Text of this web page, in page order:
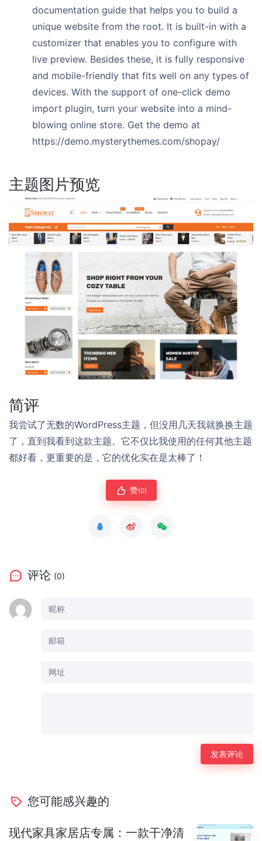
documentation guide that helps you to build a
unique website from the root. It is built-in with a
customizer that enables you to configure with
live preview. Besides these, it is fully responsive
and mobile-friendly that fits well on any types of
devices. With the support of one-click demo
import plugin, turn your website into a mind-
blowing online store. Get the demo at
https://demo.mysterythemes.com/shopay/
主题图片预览
简评
我尝试了无数的WordPress主题，但没用几天我就换换主题
了，直到我看到这款主题。它不仅比我使用的任何其他主题
都好看，更重要的是，它的优化实在是太棒了！
赞(0)
评论 (0)
您可能感兴趣的
现代家具家居店专属：一款干净清